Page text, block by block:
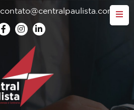
contato@centralpaulista.com.br